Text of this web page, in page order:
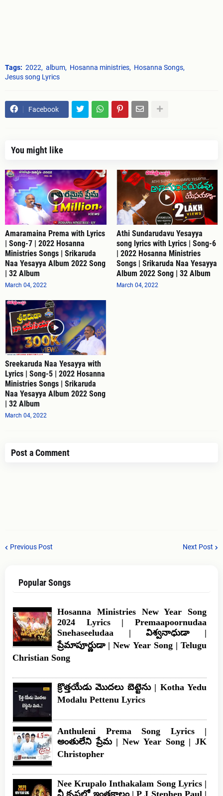
Tags: 2022 album Hosanna ministries
Hosanna Songs
Jesus song Lyrics
Facebook
You might like
Amaramaina Prema with Lyrics
| Song-7 | 2022 Hosanna
Ministries Songs | Srikaruda
Naa Yesayya Album 2022 Song
| 32 Album
March 04, 2022
Athi Sundarudavu Yesayya
song lyrics with Lyrics | Song-6
| 2022 Hosanna Ministries
Songs | Srikaruda Naa Yesayya
Album 2022 Song | 32 Album
March 04, 2022
Sreekaruda Naa Yesayya with
Lyrics | Song-5 | 2022 Hosanna
Ministries Songs | Srikaruda
Naa Yesayya Album 2022 Song
| 32 Album
March 04, 2022
Post a Comment
Previous Post Next Post
Popular Songs
Hosanna Ministries New Year Song
2024 Lyrics | Premaapoornudaa
Snehaseeludaa | విశ్వనాధుడా |
ప్రేమాపూర్ణుడా | New Year Song | Telugu
Christian Song
క్రొత్తయేడు మొదలు బెట్టెను | Kotha Yedu
Modalu Pettenu Lyrics
Anthuleni Prema Song Lyrics |
అంతులేని ప్రేమ | New Year Song | JK
Christopher
Nee Krupalo Inthakalam Song Lyrics |
నీ కృపలో ఇంతకాలం | P J Stephen Paul |